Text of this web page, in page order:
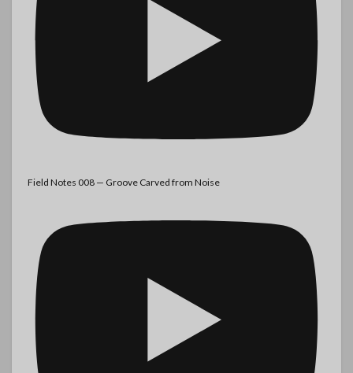
Field Notes 008 — Groove Carved from Noise